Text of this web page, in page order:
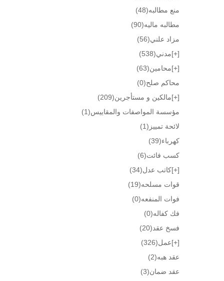
منع مطالبه(48)
مطالبه ماليه(90)
مزاد علني(56)
[+]مدني(538)
[+]محامين(63)
محاكم صلح(0)
[+]مالكين و مستأجرين(209)
مؤسسة المواصفات والمقاييس(1)
لائحة تمييز (1)
كهرباء(39)
كسب فائت(6)
[+]كاتب عدل(34)
قوات مسلحه(19)
فوات المنفعه(0)
فك كفاله(0)
فسخ عقد(20)
[+]عمل(326)
عقد هبه(2)
عقد ضمان(3)